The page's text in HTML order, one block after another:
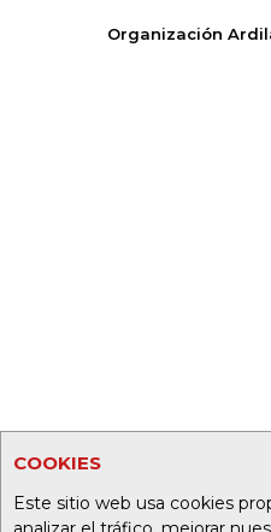
COOKIES
Este sitio web usa cookies
Organización